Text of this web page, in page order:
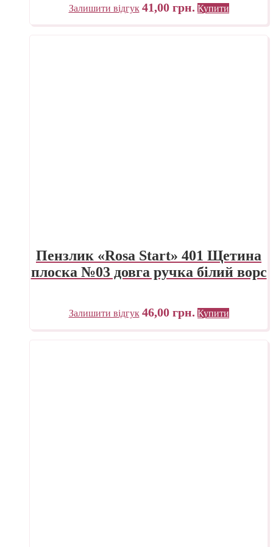
Залишити відгук 41,00 грн. Купити
Пензлик «Rosa Start» 401 Щетина
плоска №03 довга ручка білий ворс
Залишити відгук 46,00 грн. Купити